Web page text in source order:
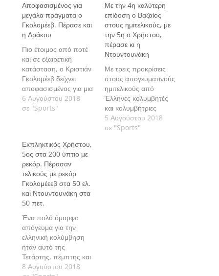
Αποφασισμένος για
μεγάλα πράγματα ο
Γκολομέεβ. Πέρασε και
η Δράκου
Πιο έτοιμος από ποτέ
και σε εξαιρετική
κατάσταση, ο Κριστιάν
Γκολομέεβ δείχνει
αποφασισμένος για μια
μεγάλη διάκριση στο
Ευρωπαϊκό
6 Αυγούστου 2018
σε "Sports"
Με την 4η καλύτερη
επίδοση ο Βαζαίος
στους ημιτελικούς, με
την 5η ο Χρήστου,
πέρασε κι η
Ντουντουνάκη
Με τρεις προκρίσεις
στους απογευματινούς
ημιτελικούς από
Έλληνες κολυμβητές
και κολυμβήτριες
ολοκληρώθηκε το
πρωϊνό πρόγραμμα
5 Αυγούστου 2018
σε "Sports"
Εκπληκτικός Χρήστου,
5ος στα 200 ύπτιο με
ρεκόρ. Πέρασαν
τελικούς με ρεκόρ
Γκολομέεεβ στα 50 ελ.
και Ντουντουνάκη στα
50 πετ.
Ένα πολύ όμορφο
απόγευμα για την
ελληνική κολύμβηση
ήταν αυτό της
Τετάρτης, πέμπτης και
προτελευταίας ημέρας
8 Αυγούστου 2018